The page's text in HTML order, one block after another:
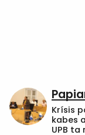
Krísis
kabes
UPB ta